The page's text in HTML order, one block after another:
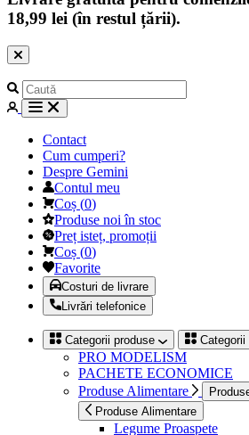
18,99 lei (în restul țării).
Contact
Cum cumperi?
Despre Gemini
Contul meu
Coș (0)
Produse noi în stoc
Preț isteț, promoții
Coș (0)
Favorite
Costuri de livrare
Livrări telefonice
Categorii produse Categorii
PRO MODELISM
PACHETE ECONOMICE
Produse Alimentare
Produse Alimentare
Legume Proaspete